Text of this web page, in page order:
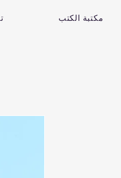
مكتبة الكتب